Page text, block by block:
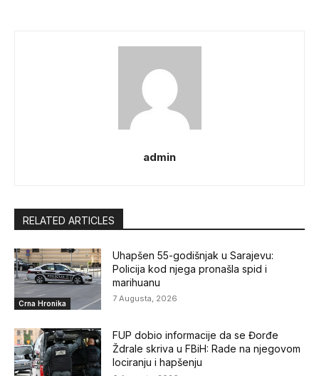
admin
RELATED ARTICLES
Crna Hronika
Uhapšen 55-godišnjak u Sarajevu:
Policija kod njega pronašla spid i
marihuanu
7 Augusta, 2026
FUP dobio informacije da se Đorđe
Ždrale skriva u FBiH: Rade na njegovom
lociranju i hapšenju